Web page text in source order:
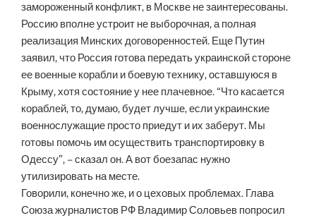
замороженный конфликт, в Москве не заинтересованы.
Россию вполне устроит не выборочная, а полная
реализация Минских договоренностей. Еще Путин
заявил, что Россия готова передать украинской стороне
ее военные корабли и боевую технику, оставшуюся в
Крыму, хотя состояние у нее плачевное. “Что касается
кораблей, то, думаю, будет лучше, если украинские
военнослужащие просто приедут и их заберут. Мы
готовы помочь им осуществить транспортировку в
Одессу”, – сказал он. А вот боезапас нужно
утилизировать на месте.
Говорили, конечно же, и о цеховых проблемах. Глава
Союза журналистов РФ Владимир Соловьев попросил